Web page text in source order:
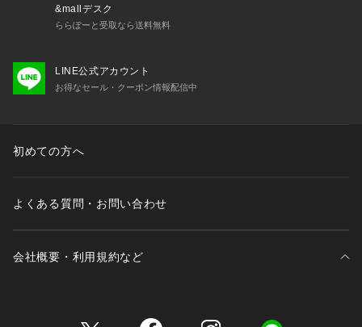
&mallデスク
ららぽーと受取なら送料無料
LINE公式アカウント
お得なセール・クーポン情報配信中
初めての方へ
よくある質問・お問い合わせ
会社概要・利用規約など